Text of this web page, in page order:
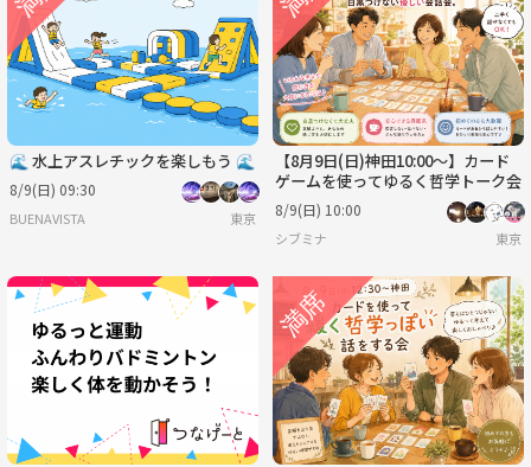
🌊 水上アスレチックを楽しもう 🌊
8/9(日) 09:30
BUENAVISTA 東京
【8月9日(日)神田10:00～】カード
ゲームを使ってゆるく哲学トーク会
8/9(日) 10:00
シブミナ 東京